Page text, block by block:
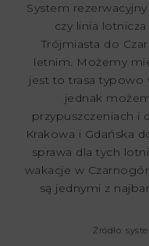
System
czy linia
Trójmiasta do
letnim. Możemy
jest to trasa typowo
jednak
przypuszczeniach i
Krakowa i Gdańska
sprawa dla tych
wakacje w
są jednymi z
Źródło: